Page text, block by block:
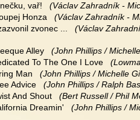
vař!
(Václav Zahradník -
Honza
(Václav Zahradník -
zvonec ...
(Václav
Alley
(John Phillips /
To The One I Love
Man
(John Phillips / Michelle
Advice
(John Phillips / Ralph
And Shout
(Bert Russell / Phil
Dreamin'
(John Phillips /